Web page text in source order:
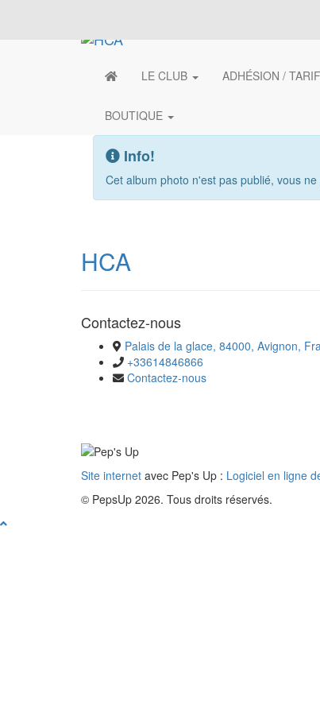
LE CLUB ADHÉSION /
BOUTIQUE
Info!
Cet album photo n'est pas publié, vous
HCA
Contactez-nous
Palais de la glace, 84000, Avignon,
+33614846866
Contactez-nous
Site internet avec Pep's Up : Logiciel en ligne
© PepsUp 2026. Tous droits réservés.